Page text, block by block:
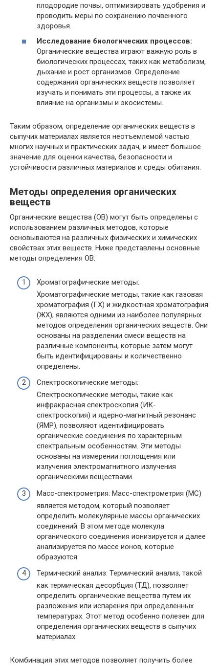
плодородие почвы, оптимизировать удобрения и
проводить меры по сохранению почвенного
здоровья.
Исследование биологических процессов:
Органические вещества играют важную роль в
биологических процессах, таких как метаболизм,
дыхание и рост организмов. Определение
содержания органических веществ позволяет
изучать и понимать эти процессы, а также их
влияние на организмы и экосистемы.
Таким образом, определение органических веществ в
сыпучих материалах является неотъемлемой частью
многих научных и практических задач, и имеет большое
значение для оценки качества, безопасности и
устойчивости различных материалов и среды обитания.
Методы определения органических
веществ
Органические вещества (ОВ) могут быть определены с
использованием различных методов, которые
основываются на различных физических и химических
свойствах этих веществ. Ниже представлены основные
методы определения ОВ:
Хроматографические методы:
Хроматографические методы, такие как газовая
хроматография (ГХ) и жидкостная хроматография
(ЖХ), являются одними из наиболее популярных
методов определения органических веществ. Они
основаны на разделении смеси веществ на
различные компоненты, которые затем могут
быть идентифицированы и количественно
определены.
Спектроскопические методы:
Спектроскопические методы, такие как
инфракрасная спектроскопия (ИК-
спектроскопия) и ядерно-магнитный резонанс
(ЯМР), позволяют идентифицировать
органические соединения по характерным
спектральным особенностям. Эти методы
основаны на измерении поглощения или
излучения электромагнитного излучения
органическими веществами.
Масс-спектрометрия: Масс-спектрометрия (МС)
является методом, который позволяет
определить молекулярные массы органических
соединений. В этом методе молекула
органического соединения ионизируется и далее
анализируется по массе ионов, которые
образуются.
Термический анализ: Термический анализ, такой
как термическая десорбция (ТД), позволяет
определить органические вещества путем их
разложения или испарения при определенных
температурах. Этот метод особенно полезен для
определения органических веществ в сыпучих
материалах.
Комбинация этих методов позволяет получить более